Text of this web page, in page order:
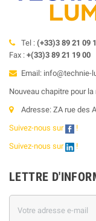
Tel : (+33)3 89 21 09
Fax : +(33)3 89 21 19 00
Email: info@technie-
Nouveau chapitre pour
Adresse: ZA rue des
Suivez-nous sur
!
Suivez-nous sur
!
LETTRE